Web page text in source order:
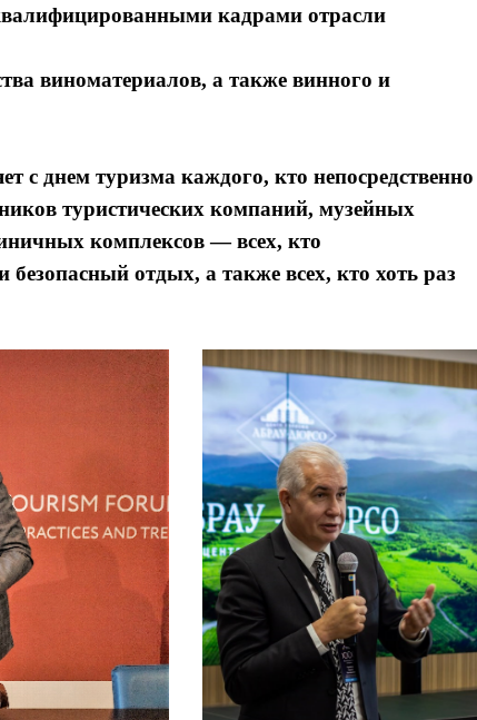
кадрами отрасли
виноматериалов, а также винного и
с днем туризма каждого, кто непосредственно
туристических компаний, музейных
комплексов — всех, кто
отдых, а также всех, кто хоть раз
политикой конфиденциальности и защиты
политикой конфиденциальности и защиты